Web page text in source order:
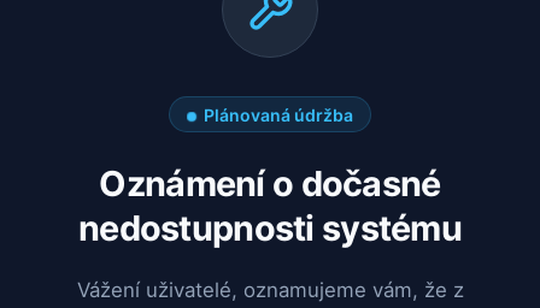
Plánovaná údržba
Oznámení o dočasné
nedostupnosti systému
Vážení uživatelé, oznamujeme vám, že z